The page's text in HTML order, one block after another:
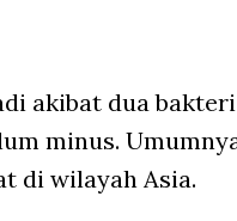
akibat dua
minus.
di wilayah Asia.